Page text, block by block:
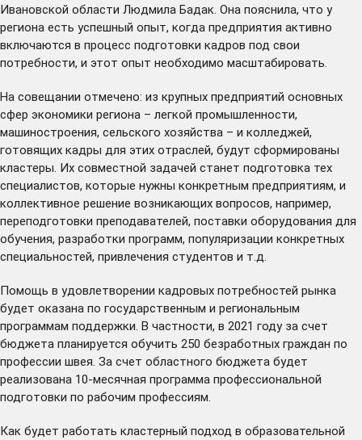
Ивановской области Людмила Бадак. Она пояснила, что у
региона есть успешный опыт, когда предприятия активно
включаются в процесс подготовки кадров под свои
потребности, и этот опыт необходимо масштабировать.
На совещании отмечено: из крупных предприятий основных
сфер экономики региона – легкой промышленности,
машиностроения, сельского хозяйства – и колледжей,
готовящих кадры для этих отраслей, будут сформированы
кластеры. Их совместной задачей станет подготовка тех
специалистов, которые нужны конкретным предприятиям, и
коллективное решение возникающих вопросов, например,
переподготовки преподавателей, поставки оборудования для
обучения, разработки программ, популяризации конкретных
специальностей, привлечения студентов и т.д.
Помощь в удовлетворении кадровых потребностей рынка
будет оказана по государственным и региональным
программам поддержки. В частности, в 2021 году за счет
бюджета планируется обучить 250 безработных граждан по
профессии швея. За счет областного бюджета будет
реализована 10-месячная программа профессиональной
подготовки по рабочим профессиям.
Как будет работать кластерный подход в образовательной